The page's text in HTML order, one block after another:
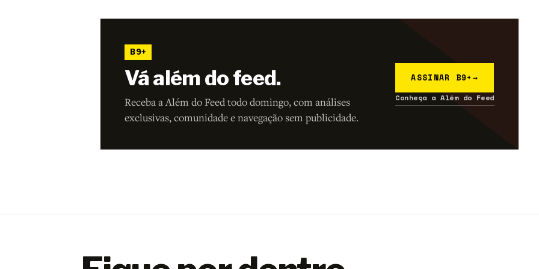
B9+
Vá além do feed.
Receba a Além do Feed todo domingo, com análises
exclusivas, comunidade e navegação sem publicidade.
ASSINAR B9+ →
Conheça a Além do Feed